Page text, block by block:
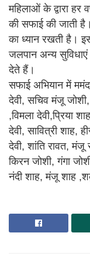
महिलाओं के द्वारा
की सफाई की जाती
का ध्यान रखती है।
जलपान अन्य
देते हैं।
सफाई अभियान में ममंद
देवी, सचिव मंजू जोशी,
,विमला देवी,प्रिया
देवी, सावित्री शाह,
देवी, शांति रावत, मंजू
किरन जोशी, गंगा
नंदी शाह, मंजू शाह